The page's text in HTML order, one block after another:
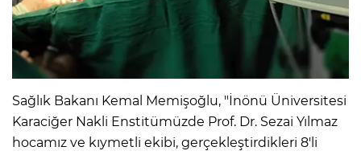
Sağlık Bakanı Kemal Memişoğlu, "İnönü Üniversitesi
Karaciğer Nakli Enstitümüzde Prof. Dr. Sezai Yılmaz
hocamız ve kıymetli ekibi, gerçekleştirdikleri 8'li